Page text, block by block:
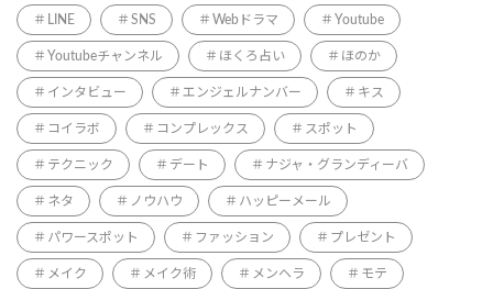
LINE SNS Webドラマ Youtube
Youtubeチャンネル ほくろ占い ほのか
インタビュー エンジェルナンバー キス
コイラボ コンプレックス スポット
テクニック デート ナジャ・グランディーバ
ネタ ノウハウ ハッピーメール
パワースポット ファッション プレゼント
メイク メイク術 メンヘラ モテ